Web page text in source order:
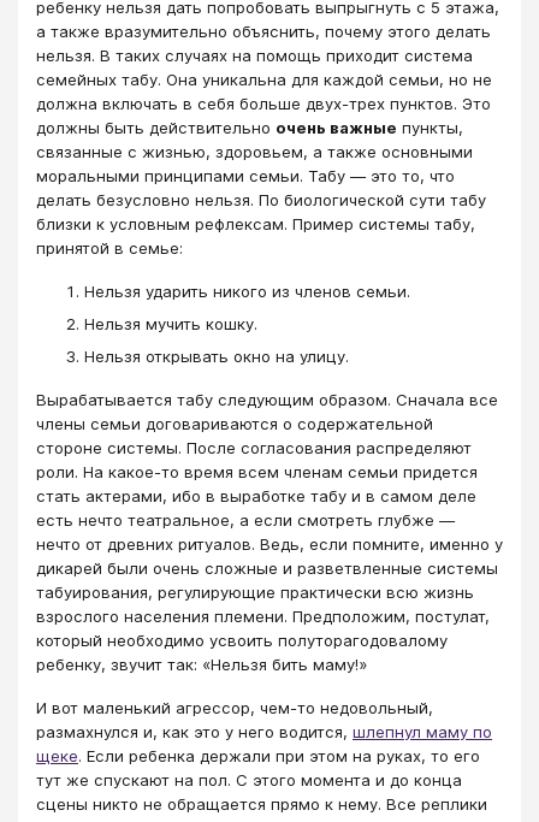
ребенку нельзя дать попробовать выпрыгнуть с 5 этажа,
а также вразумительно объяснить, почему этого делать
нельзя. В таких случаях на помощь приходит система
семейных табу. Она уникальна для каждой семьи, но не
должна включать в себя больше двух-трех пунктов. Это
должны быть действительно очень важные пункты,
связанные с жизнью, здоровьем, а также основными
моральными принципами семьи. Табу ― это то, что
делать безусловно нельзя. По биологической сути табу
близки к условным рефлексам. Пример системы табу,
принятой в семье:
Нельзя ударить никого из членов семьи.
Нельзя мучить кошку.
Нельзя открывать окно на улицу.
Вырабатывается табу следующим образом. Сначала все
члены семьи договариваются о содержательной
стороне системы. После согласования распределяют
роли. На какое-то время всем членам семьи придется
стать актерами, ибо в выработке табу и в самом деле
есть нечто театральное, а если смотреть глубже ―
нечто от древних ритуалов. Ведь, если помните, именно у
дикарей были очень сложные и разветвленные системы
табуирования, регулирующие практически всю жизнь
взрослого населения племени. Предположим, постулат,
который необходимо усвоить полуторагодовалому
ребенку, звучит так: «Нельзя бить маму!»
И вот маленький агрессор, чем-то недовольный,
размахнулся и, как это у него водится, шлепнул маму по
щеке. Если ребенка держали при этом на руках, то его
тут же спускают на пол. С этого момента и до конца
сцены никто не обращается прямо к нему. Все реплики